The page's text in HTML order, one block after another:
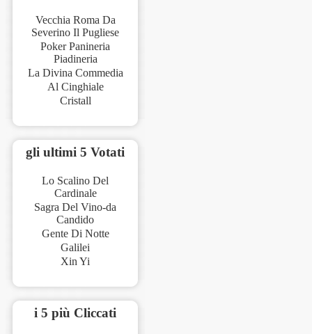
Vecchia Roma Da
Severino Il Pugliese
Poker Panineria
Piadineria
La Divina Commedia
Al Cinghiale
Cristall
gli ultimi 5 Votati
Lo Scalino Del
Cardinale
Sagra Del Vino-da
Candido
Gente Di Notte
Galilei
Xin Yi
i 5 più Cliccati